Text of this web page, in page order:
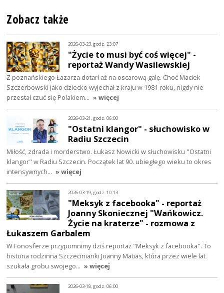
Zobacz także
2026-03-23, godz. 23:07
"Życie to musi być coś więcej" -
reportaż Wandy Wasilewskiej
Z poznańskiego Łazarza dotarł aż na oscarową galę. Choć Maciek
Szczerbowski jako dziecko wyjechał z kraju w 1981 roku, nigdy nie
przestał czuć się Polakiem… » więcej
2026-03-21, godz. 06:00
"Ostatni klangor" - słuchowisko w
Radiu Szczecin
Miłość, zdrada i morderstwo. Łukasz Nowicki w słuchowisku "Ostatni
klangor" w Radiu Szczecin. Początek lat 90. ubiegłego wieku to okres
intensywnych… » więcej
2026-03-19, godz. 10:13
"Meksyk z facebooka" - reportaż
Joanny Skoniecznej "Wańkowicz.
Życie na kraterze" - rozmowa z
Łukaszem Garbalem
W Fonosferze przypomnimy dziś reportaż "Meksyk z facebooka". To
historia rodzinna Szczecinianki Joanny Matias, która przez wiele lat
szukała grobu swojego… » więcej
2026-03-18, godz. 06:00